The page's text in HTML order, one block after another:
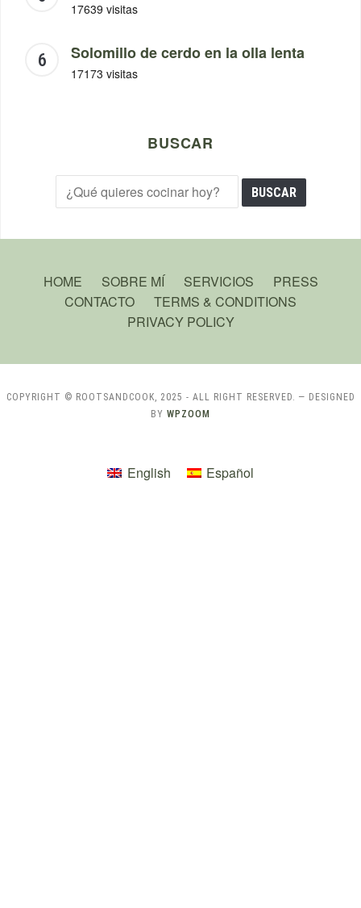
17639 visitas
Solomillo de cerdo en la olla lenta
17173 visitas
BUSCAR
HOME SOBRE MÍ SERVICIOS
PRESS
CONTACTO
TERMS & CONDITIONS
PRIVACY POLICY
COPYRIGHT © ROOTSANDCOOK, 2025 - ALL RIGHT RESERVED. — DESIGNED
BY WPZOOM
English Español